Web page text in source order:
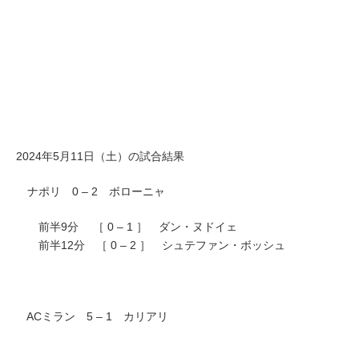
2024年5月11日（土）の試合結果
ナポリ 0 – 2 ボローニャ
前半9分 ［ 0 – 1 ］ ダン・ヌドイェ
前半12分 ［ 0 – 2 ］ シュテファン・ボッシュ
ACミラン 5 – 1 カリアリ